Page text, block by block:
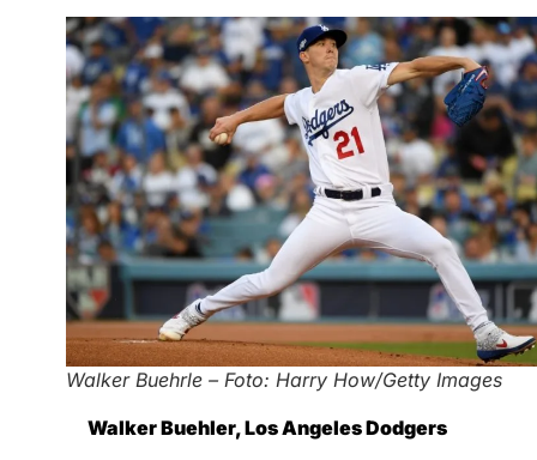
Walker Buehrle – Foto: Harry How/Getty Images
Walker Buehler, Los Angeles Dodgers